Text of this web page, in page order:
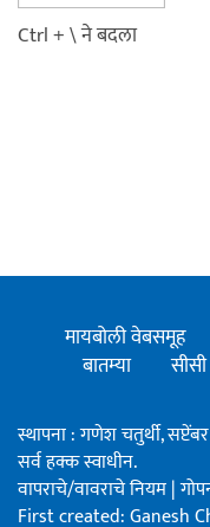
Ctrl + \ ने बदला
मायबोली वेबसमूह
बातम्या
सीसी
स्थापना : गणेश चतुर्थी,
सर्व हक्क स्वाधीन.
वापराचे/वावराचे नियम|
First created: Ganesh